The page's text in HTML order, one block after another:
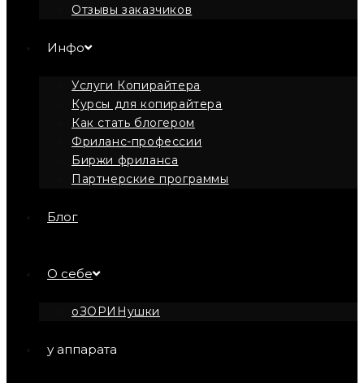
Отзывы заказчиков
Инфо
Услуги Копирайтера
Курсы для копирайтера
Как стать блогером
Фриланс-профессии
Биржи фриланса
Партнерские программы
Блог
О себе
оЗОРИНушки
у аппарата